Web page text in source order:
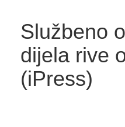
Službeno
dijela rive
(iPress)